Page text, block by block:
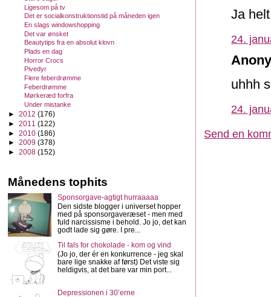
Ja
24.
uhhh
24.
Send en
Ligesom på tv
Det er socialkonstruktionstid på måneden igen
En slags windowshopping
Det var ønsket
Beautytips fra en absolut klovn
Plads en dag
Horror Crocs
Pivedyr
Flere feberdrømme
Feberdrømme
Mørkeræd forfra
Under mistanke
► 2012 (176)
► 2011 (122)
► 2010 (186)
► 2009 (378)
► 2008 (152)
Månedens tophits
Sponsorgave-agtigt hurraaaaa
Den sidste blogger i universet hopper
med på sponsorgaveræset - men med
fuld narcissisme i behold. Jo jo, det kan
godt lade sig gøre. I pre...
Til fals for chokolade - kom og vind
(Jo jo, der ér en konkurrence - jeg skal
bare lige snakke af først) Det viste sig
heldigvis, at det bare var min port...
Depressionen i 30’erne